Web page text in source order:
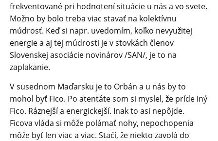
frekventované pri hodnotení situácie u nás a vo svete.
Možno by bolo treba viac stavať na kolektívnu
múdrosť. Keď si napr. uvedomím, koľko nevyužitej
energie a aj tej múdrosti je v stovkách členov
Slovenskej asociácie novinárov /SAN/, je to na
zaplakanie.
V susednom Maďarsku je to Orbán a u nás by to
mohol byť Fico. Po atentáte som si myslel, že príde iný
Fico. Ráznejší a energickejší. Inak to asi nepôjde.
Ficova vláda si môže polámať nohy, nepochopenia
môže byť len viac a viac. Stačí, že niekto zavolá do